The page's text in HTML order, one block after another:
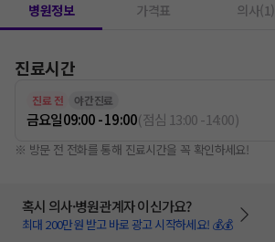
병원정보 가격표 의사(1)
진료시간
진료 전 야간진료
금요일09:00 - 19:00(점심 13:00-14:00)
※ 방문 전 전화를 통해 진료시간을 꼭 확인하세요!
혹시 의사·병원관계자 이신가요?
최대 200만원 받고 바로 광고 시작하세요! 💰💰